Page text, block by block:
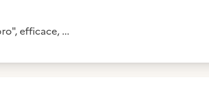
efficace, ...